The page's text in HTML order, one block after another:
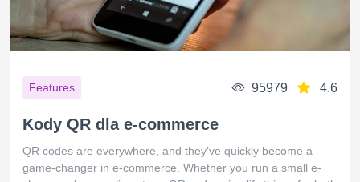
Features 95979 4.6
Kody QR dla e-commerce
QR codes are everywhere, and they’ve quickly become a
game-changer in e-commerce. Whether you run a small e-